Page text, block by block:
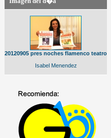
20120905 pres noches flamenco teatro
Isabel Menendez